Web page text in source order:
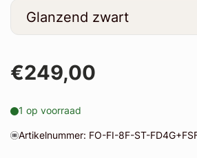
€249,00
1 op voorraad
Artikelnummer: FO-FI-8F-ST-